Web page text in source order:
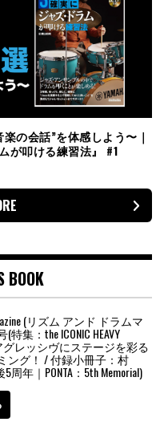
の会話”を体感しよう〜｜
が叩ける練習法』 #1
BOOK
(リズム アンド ドラムマ
集：the ICONIC HEAVY
グレッシヴにステージを彩る
ング！ / 付録小冊子：村
周年｜PONTA：5th Memorial)